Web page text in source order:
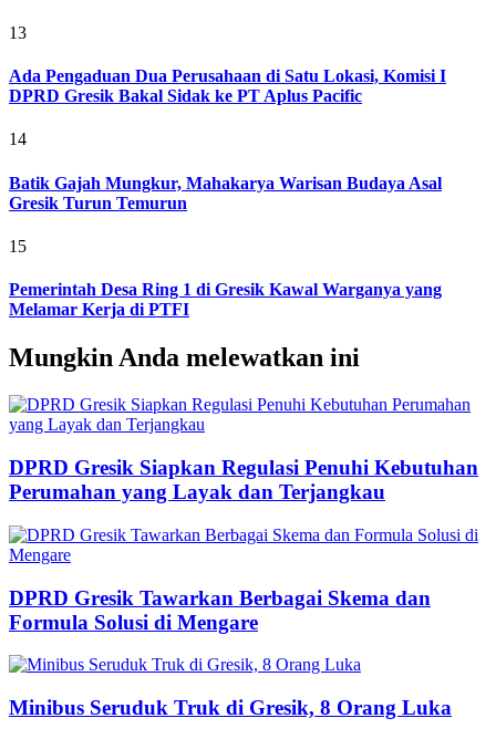
13
Ada Pengaduan Dua Perusahaan di Satu Lokasi, Komisi I
DPRD Gresik Bakal Sidak ke PT Aplus Pacific
14
Batik Gajah Mungkur, Mahakarya Warisan Budaya Asal
Gresik Turun Temurun
15
Pemerintah Desa Ring 1 di Gresik Kawal Warganya yang
Melamar Kerja di PTFI
Mungkin Anda melewatkan ini
DPRD Gresik Siapkan Regulasi Penuhi Kebutuhan
Perumahan yang Layak dan Terjangkau
DPRD Gresik Tawarkan Berbagai Skema dan
Formula Solusi di Mengare
Minibus Seruduk Truk di Gresik, 8 Orang Luka